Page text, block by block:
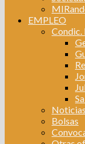
EMPLEO
Condic.
Bolsas